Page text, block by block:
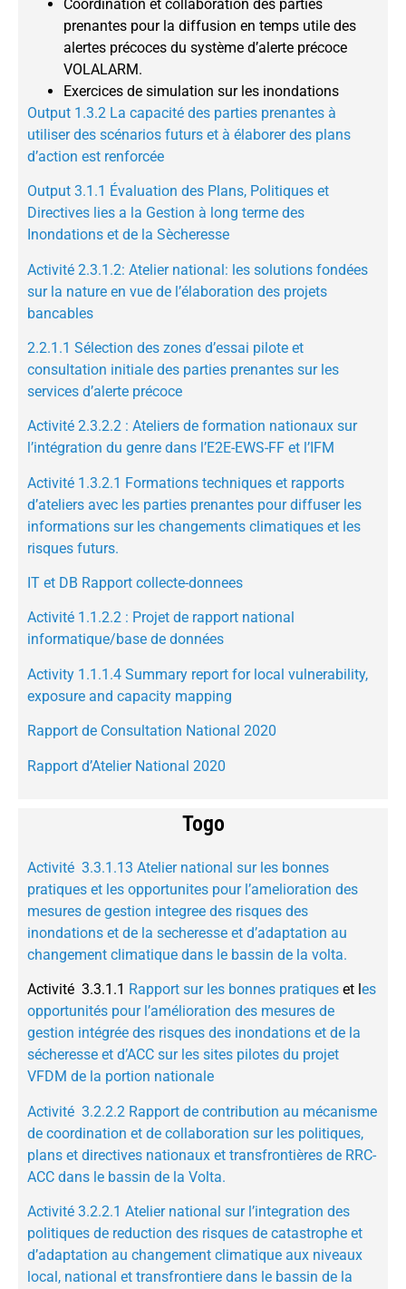
Coordination et collaboration des parties
prenantes pour la diffusion en temps utile des
alertes précoces du système d’alerte précoce
VOLALARM.
Exercices de simulation sur les inondations
Output 1.3.2 La capacité des parties prenantes à
utiliser des scénarios futurs et à élaborer des plans
d’action est renforcée
Output 3.1.1 Évaluation des Plans, Politiques et
Directives lies a la Gestion à long terme des
Inondations et de la Sècheresse
Activité 2.3.1.2: Atelier national: les solutions fondées
sur la nature en vue de l’élaboration des projets
bancables
2.2.1.1 Sélection des zones d’essai pilote et
consultation initiale des parties prenantes sur les
services d’alerte précoce
Activité 2.3.2.2 : Ateliers de formation nationaux sur
l’intégration du genre dans l’E2E-EWS-FF et l’IFM
Activité 1.3.2.1 Formations techniques et rapports
d’ateliers avec les parties prenantes pour diffuser les
informations sur les changements climatiques et les
risques futurs.
IT et DB Rapport collecte-donnees
Activité 1.1.2.2 : Projet de rapport national
informatique/base de données
Activity 1.1.1.4 Summary report for local vulnerability,
exposure and capacity mapping
Rapport de Consultation National 2020
Rapport d’Atelier National 2020
Togo
Activité 3.3.1.13 Atelier national sur les bonnes
pratiques et les opportunites pour l’amelioration des
mesures de gestion integree des risques des
inondations et de la secheresse et d’adaptation au
changement climatique dans le bassin de la volta.
Activité 3.3.1.1 Rapport sur les bonnes pratiques et l es
opportunités pour l’amélioration des mesures de
gestion intégrée des risques des inondations et de la
sécheresse et d’ACC sur les sites pilotes du projet
VFDM de la portion nationale
Activité 3.2.2.2 Rapport de contribution au mécanisme
de coordination et de collaboration sur les politiques,
plans et directives nationaux et transfrontières de RRC-
ACC dans le bassin de la Volta.
Activité 3.2.2.1 Atelier national sur l’integration des
politiques de reduction des risques de catastrophe et
d’adaptation au changement climatique aux niveaux
local, national et transfrontiere dans le bassin de la